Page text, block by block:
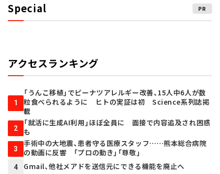
Special PR
アクセスランキング
1
「うんこ移植」でピーナツアレルギー改善、15人中6人が数
粒食べられるように ヒトの実証は初 Science系列誌掲
載
2
「就活に生成AI利用」ほぼ全員に 面接で内容追及され困惑
も
3
手術中の大地震、患者守る医療スタッフ……熊本総合病院
の動画に反響 「プロの動き」「尊敬」
4 Gmail、他社メアドを送信元にできる機能を廃止へ